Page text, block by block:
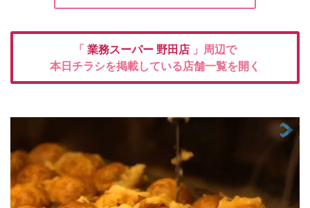
「 業務スーパー 野田店 」周辺で
本日チラシを掲載している店舗一覧を開く